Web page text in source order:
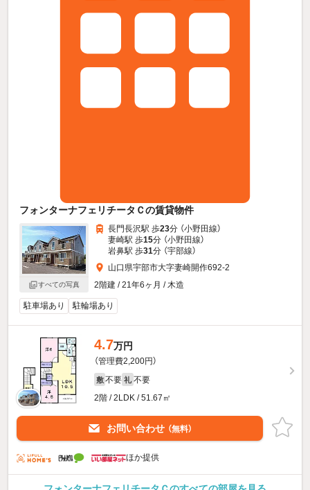
フォンターナフェリチータＣの賃貸物件
すべての写真
長門長沢駅 歩23分 （小野田線）
妻崎駅 歩15分 （小野田線）
岩鼻駅 歩31分 （宇部線）
山口県宇部市大字妻崎開作692-2
2階建 / 21年6ヶ月 / 木造
駐車場あり 駐輪場あり
4.7万円
（管理費2,200円）
敷 不要 礼 不要
2階 / 2LDK / 51.67㎡
お問い合わせ （無料）
ほか提供